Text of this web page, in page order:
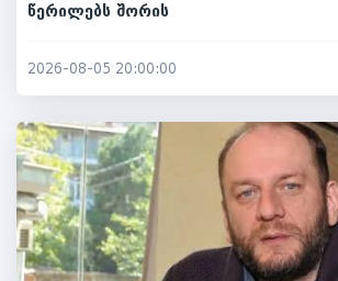
წერილებს შორის
2026-08-05 20:00:00